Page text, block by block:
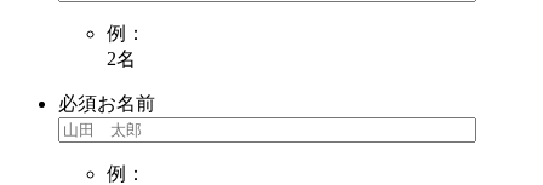
例：
2名
必須お名前
例：